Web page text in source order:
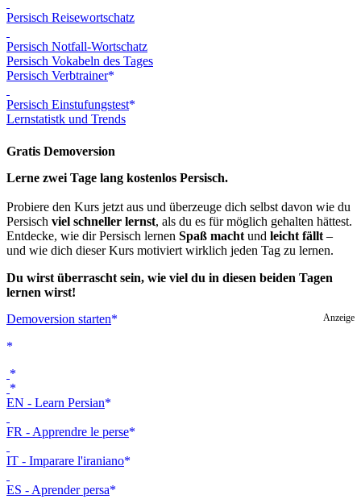
Persisch Reisewortschatz
Persisch Notfall-Wortschatz
Persisch Vokabeln des Tages
Persisch Verbtrainer
Persisch Einstufungstest
Lernstatistk und Trends
Gratis Demoversion
Lerne zwei Tage lang kostenlos Persisch.
Probiere den Kurs jetzt aus und überzeuge dich selbst davon wie du
Persisch viel schneller lernst, als du es für möglich gehalten hättest.
Entdecke, wie dir Persisch lernen Spaß macht und leicht fällt –
und wie dich dieser Kurs motiviert wirklich jeden Tag zu lernen.
Du wirst überrascht sein, wie viel du in diesen beiden Tagen
lernen wirst!
Anzeige
Demoversion starten
EN - Learn Persian
FR - Apprendre le perse
IT - Imparare l'iraniano
ES - Aprender persa